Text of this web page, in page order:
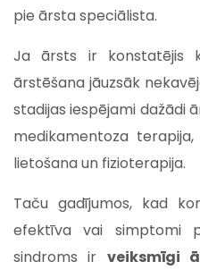
pie ārsta speciālista.
Ja ārsts ir konstatējis
ārstēšana jāuzsāk
stadijas iespējami dažādi
medikamentoza
lietošana un fizioterapija.
Taču gadījumos, kad
efektīva vai simptomi
sindroms ir veiksmīgi